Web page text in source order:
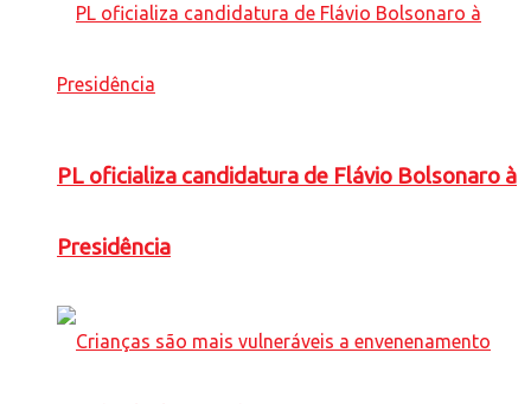
PL oficializa candidatura de Flávio Bolsonaro à
Presidência